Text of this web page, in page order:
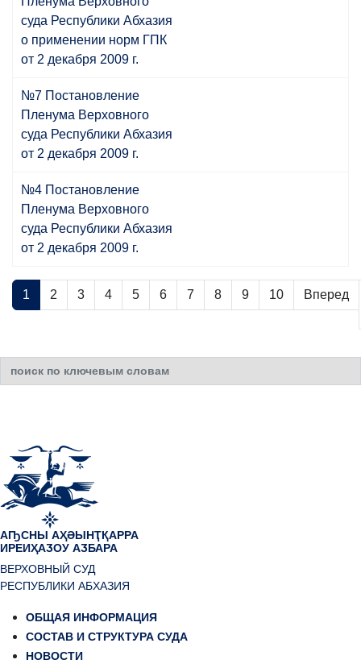
cуда Республики Абхазия
о применении норм ГПК
от 2 декабря 2009 г.
№7 Постановление
Пленума Верховного
cуда Республики Абхазия
от 2 декабря 2009 г.
№4 Постановление
Пленума Верховного
cуда Республики Абхазия
от 2 декабря 2009 г.
1 2 3 4 5 6 7 8 9 10 Вперед
АҦСНЫ АҲӘЫНҬҚАРРА
ИРЕИҲАӠОУ АӠБАРА
ВЕРХОВНЫЙ СУД
РЕСПУБЛИКИ АБХАЗИЯ
ОБЩАЯ ИНФОРМАЦИЯ
СОСТАВ И СТРУКТУРА СУДА
НОВОСТИ